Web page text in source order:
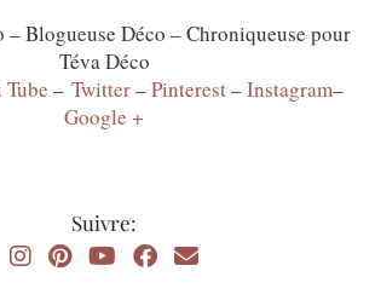
– Blogueuse Déco – Chroniqueuse pour
Téva Déco
Tube – Twitter–Pinterest–Instagram–
Google +
Suivre: